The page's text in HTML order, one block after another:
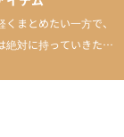
まとめたい一方で、
絶対に持っていきた